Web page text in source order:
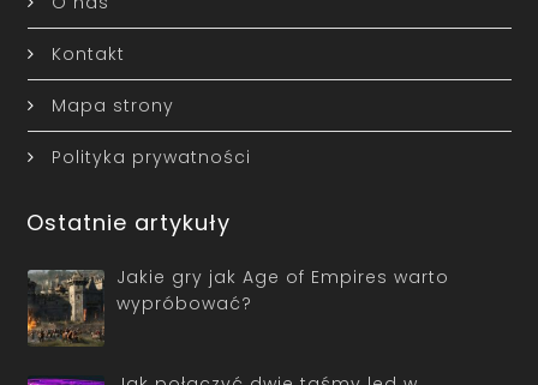
Kontakt
Mapa strony
Polityka prywatności
Ostatnie artykuły
Jakie gry jak Age of Empires warto
wypróbować?